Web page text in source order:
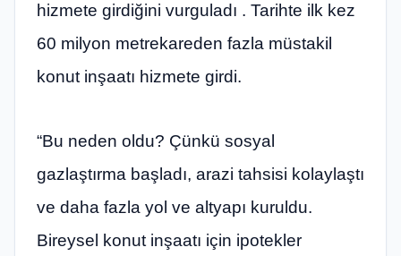
hizmete girdiğini vurguladı . Tarihte ilk kez
60 milyon metrekareden fazla müstakil
konut inşaatı hizmete girdi.
“Bu neden oldu? Çünkü sosyal
gazlaştırma başladı, arazi tahsisi kolaylaştı
ve daha fazla yol ve altyapı kuruldu.
Bireysel konut inşaatı için ipotekler